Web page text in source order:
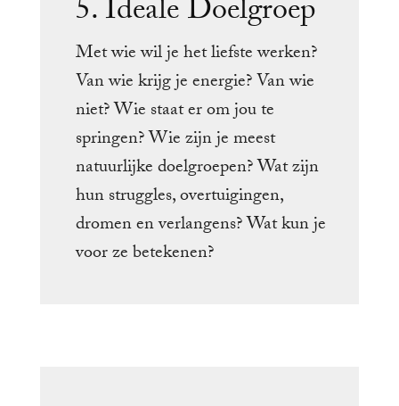
5. Ideale Doelgroep
Met wie wil je het liefste werken?
Van wie krijg je energie? Van wie
niet? Wie staat er om jou te
springen? Wie zijn je meest
natuurlijke doelgroepen? Wat zijn
hun struggles, overtuigingen,
dromen en verlangens? Wat kun je
voor ze betekenen?